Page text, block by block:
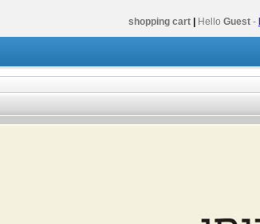
shopping cart Hello Guest -